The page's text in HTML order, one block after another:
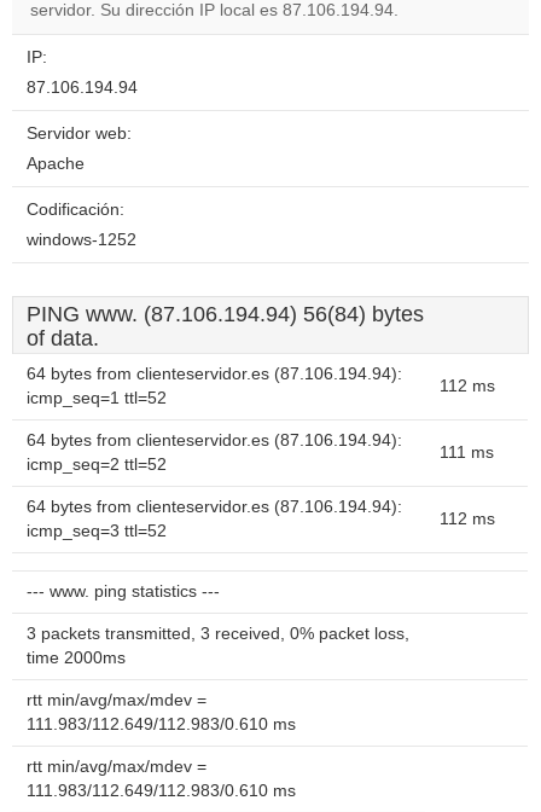
own this
servidor. Su dirección IP local es 87.106.194.94.
IP:
87.106.194.94
Servidor web:
Apache
Codificación:
windows-1252
PING www. (87.106.194.94) 56(84) bytes
of data.
64 bytes from clienteservidor.es (87.106.194.94):
icmp_seq=1 ttl=52
112 ms
64 bytes from clienteservidor.es (87.106.194.94):
icmp_seq=2 ttl=52
111 ms
64 bytes from clienteservidor.es (87.106.194.94):
icmp_seq=3 ttl=52
112 ms
--- www. ping statistics ---
3 packets transmitted, 3 received, 0% packet loss,
time 2000ms
rtt min/avg/max/mdev =
111.983/112.649/112.983/0.610 ms
rtt min/avg/max/mdev =
111.983/112.649/112.983/0.610 ms